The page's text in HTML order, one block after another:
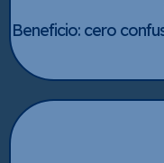
Beneficio: cero